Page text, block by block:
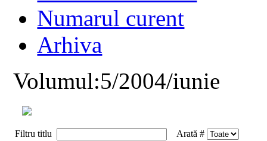
Numarul curent
Arhiva
Volumul:5/2004/iunie
Filtru titlu
Arată #